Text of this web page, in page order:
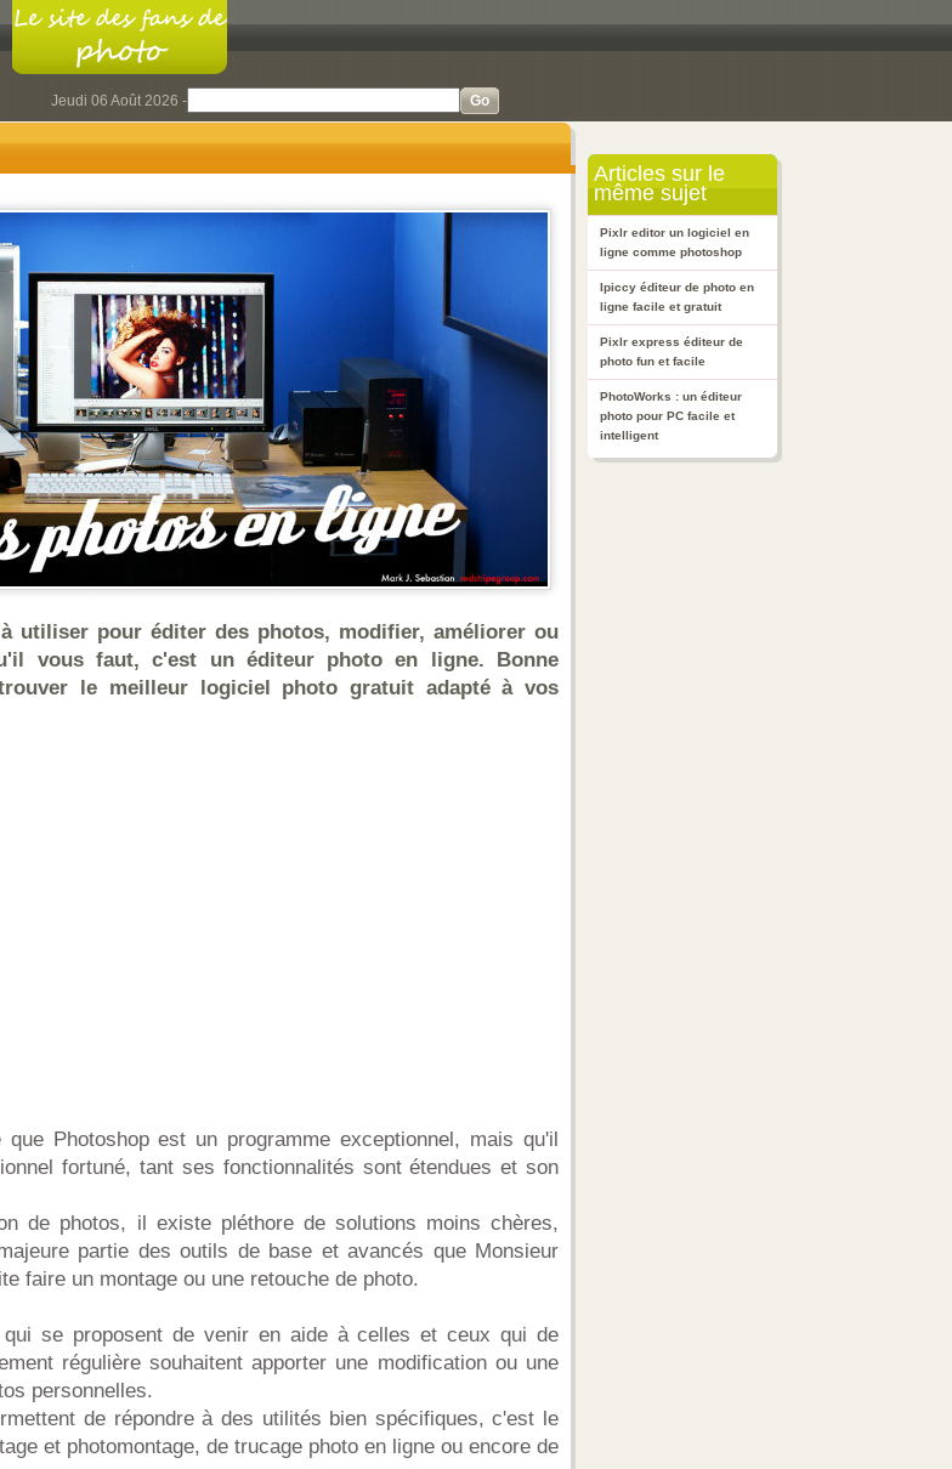
Jeudi 06 Août 2026 -
utiliser pour éditer des photos, modifier, améliorer ou
vous faut, c'est un éditeur photo en ligne. Bonne
le meilleur logiciel photo gratuit adapté à vos
Photoshop est un programme exceptionnel, mais qu'il
fortuné, tant ses fonctionnalités sont étendues et son
de photos, il existe pléthore de solutions moins chères,
partie des outils de base et avancés que Monsieur
faire un montage ou une retouche de photo.
se proposent de venir en aide à celles et ceux qui de
régulière souhaitent apporter une modification ou une
personnelles.
de répondre à des utilités bien spécifiques, c'est le
et photomontage, de trucage photo en ligne ou encore de
Articles sur le
même sujet
Pixlr editor un logiciel en
ligne comme photoshop
Ipiccy éditeur de photo en
ligne facile et gratuit
Pixlr express éditeur de
photo fun et facile
PhotoWorks : un éditeur
photo pour PC facile et
intelligent